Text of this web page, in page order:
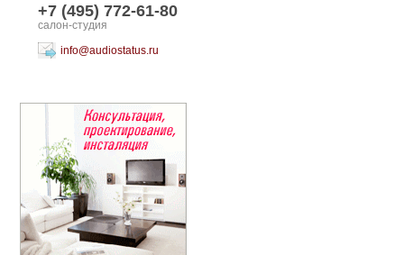
+7 (495) 772-61-80
салон-студия
info@audiostatus.ru